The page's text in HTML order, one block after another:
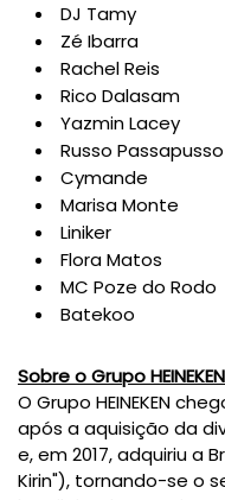
DJ Tamy
Zé Ibarra
Rachel Reis
Rico Dalasam
Yazmin Lacey
Russo
Cymande
Marisa Monte
Liniker
Flora Matos
MC Poze do Rodo
Batekoo
Sobre o Grupo
O Grupo HEINEKEN
após a aquisição da
e, em 2017, adquiriu a
Kirin"), tornando-se o